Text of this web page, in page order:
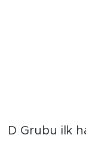
D Grubu ilk